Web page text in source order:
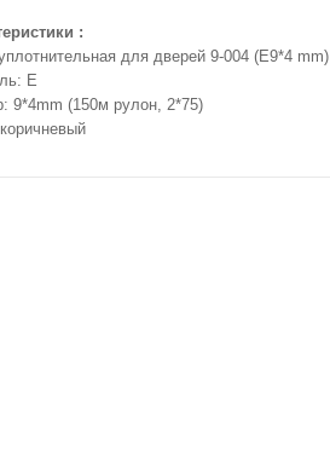
:
для дверей 9-004 (E9*4 mm)
E
9*4mm (150м рулон, 2*75)